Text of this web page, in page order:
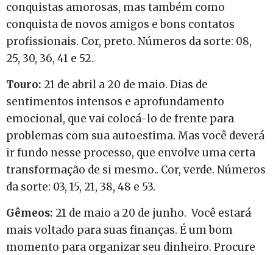
conquistas amorosas, mas também como
conquista de novos amigos e bons contatos
profissionais. Cor, preto. Números da sorte: 08,
25, 30, 36, 41 e 52.
Touro: 21 de abril a 20 de maio. Dias de
sentimentos intensos e aprofundamento
emocional, que vai colocá-lo de frente para
problemas com sua autoestima. Mas você deverá
ir fundo nesse processo, que envolve uma certa
transformação de si mesmo.. Cor, verde. Números
da sorte: 03, 15, 21, 38, 48 e 53.
Gêmeos: 21 de maio a 20 de junho. Você estará
mais voltado para suas finanças. É um bom
momento para organizar seu dinheiro. Procure